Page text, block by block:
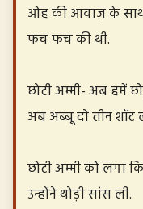
ओह की आवाज़ के
फच फच की थी.
छोटी अम्मी- अब हमें
अब अब्बू दो तीन
छोटी अम्मी को लगा
उन्होंने थोड़ी सांस ली.